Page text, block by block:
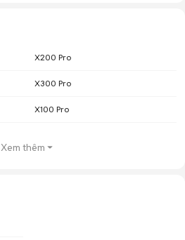
X200 Pro
X300 Pro
X100 Pro
Xem thêm